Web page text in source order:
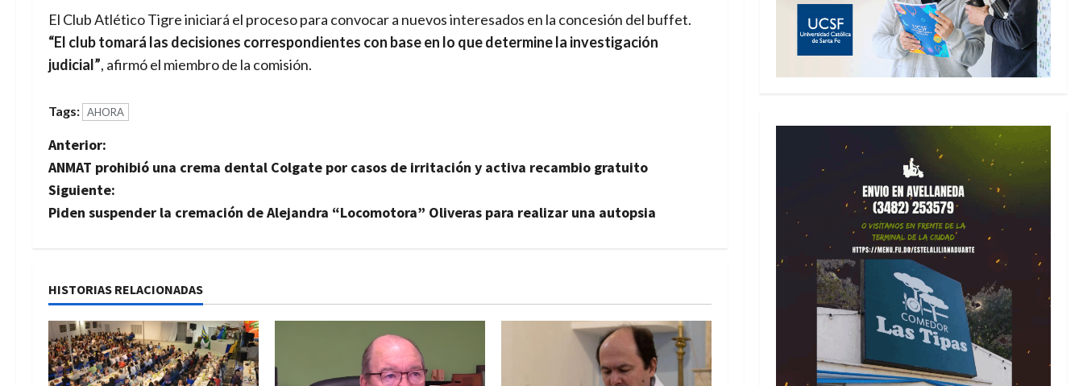
El Club Atlético Tigre iniciará el proceso para convocar a nuevos interesados en la concesión del buffet.
“El club tomará las decisiones correspondientes con base en lo que determine la investigación
judicial”, afirmó el miembro de la comisión.
Tags: AHORA
N
a
v
g
a
c
Anterior:
ANMAT prohibió una crema dental Colgate por casos de irritación y activa recambio gratuito
Siguiente:
Piden suspender la cremación de Alejandra “Locomotora” Oliveras para realizar una autopsia
HISTORIAS RELACIONADAS